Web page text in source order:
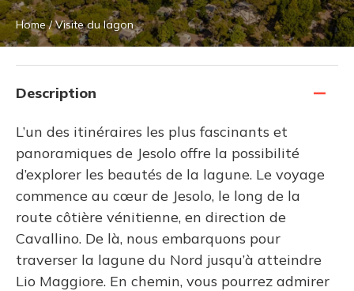
Home/Visite du lagon
Description
L’un des itinéraires les plus fascinants et
panoramiques de Jesolo offre la possibilité
d’explorer les beautés de la lagune. Le voyage
commence au cœur de Jesolo, le long de la
route côtière vénitienne, en direction de
Cavallino. De là, nous embarquons pour
traverser la lagune du Nord jusqu’à atteindre
Lio Maggiore. En chemin, vous pourrez admirer